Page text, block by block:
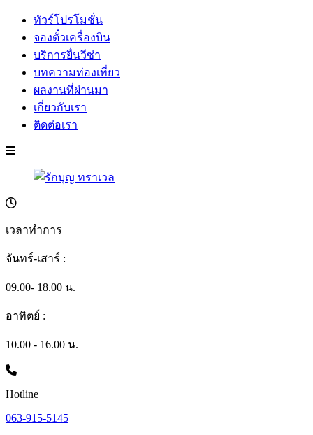
ทัวร์โปรโมชั่น
จองตั๋วเครื่องบิน
บริการยื่นวีซ่า
บทความท่องเที่ยว
ผลงานที่ผ่านมา
เกี่ยวกับเรา
ติดต่อเรา
เวลาทำการ
จันทร์-เสาร์ :
09.00- 18.00 น.
อาทิตย์ :
10.00 - 16.00 น.
Hotline
063-915-5145